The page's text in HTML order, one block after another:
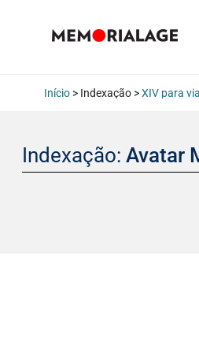
Início > Indexação >XIV para
Indexação: Avatar